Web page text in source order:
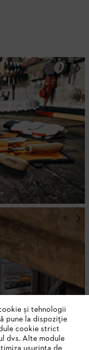
și tehnologii
pune la dispoziție
cookie strict
dvs. Alte module